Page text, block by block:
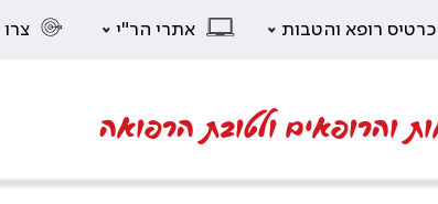
כרטיס רופא והטבות אתרי הר"י
והרופאים ולטובת הרפואה